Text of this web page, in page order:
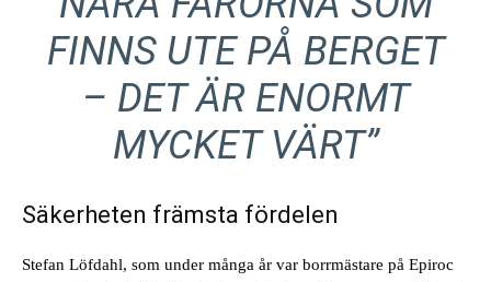
FINNS UTE PÅ BERGET
– DET ÄR ENORMT
MYCKET VÄRT”
Säkerheten främsta fördelen
Stefan Löfdahl, som under många år var borrmästare på Epiroc